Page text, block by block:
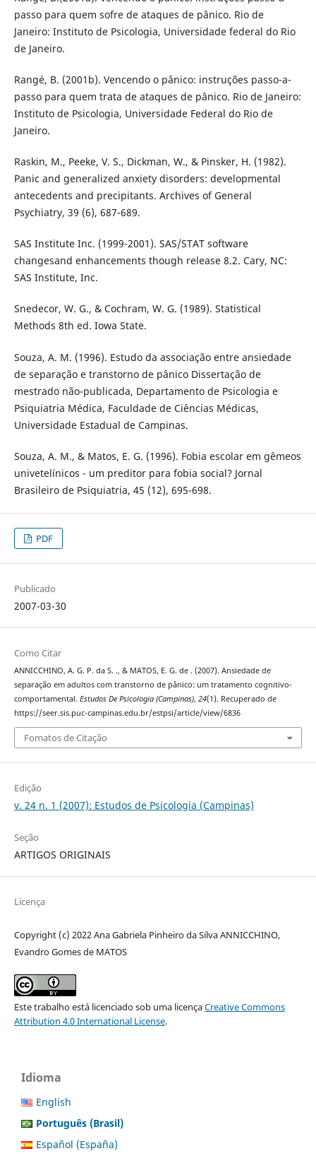
passo para quem sofre de ataques de pânico. Rio de
Janeiro: Instituto de Psicologia, Universidade federal do Rio
de Janeiro.
Rangé, B. (2001b). Vencendo o pânico: instruções passo-a-
passo para quem trata de ataques de pânico. Rio de Janeiro:
Instituto de Psicologia, Universidade Federal do Rio de
Janeiro.
Raskin, M., Peeke, V. S., Dickman, W., & Pinsker, H. (1982).
Panic and generalized anxiety disorders: developmental
antecedents and precipitants. Archives of General
Psychiatry, 39 (6), 687-689.
SAS Institute Inc. (1999-2001). SAS/STAT software
changesand enhancements though release 8.2. Cary, NC:
SAS Institute, Inc.
Snedecor, W. G., & Cochram, W. G. (1989). Statistical
Methods 8th ed. Iowa State.
Souza, A. M. (1996). Estudo da associação entre ansiedade
de separação e transtorno de pânico Dissertação de
mestrado não-publicada, Departamento de Psicologia e
Psiquiatria Médica, Faculdade de Ciências Médicas,
Universidade Estadual de Campinas.
Souza, A. M., & Matos, E. G. (1996). Fobia escolar em gêmeos
univetelínicos - um preditor para fobia social? Jornal
Brasileiro de Psiquiatria, 45 (12), 695-698.
PDF
Publicado
2007-03-30
Como Citar
ANNICCHINO, A. G. P. da S. ., & MATOS, E. G. de . (2007). Ansiedade de
separação em adultos com transtorno de pânico: um tratamento cognitivo-
comportamental. Estudos De Psicologia (Campinas), 24(1). Recuperado de
https://seer.sis.puc-campinas.edu.br/estpsi/article/view/6836
Fomatos de Citação
Edição
v. 24 n. 1 (2007): Estudos de Psicologia (Campinas)
Seção
ARTIGOS ORIGINAIS
Licença
Copyright (c) 2022 Ana Gabriela Pinheiro da Silva ANNICCHINO,
Evandro Gomes de MATOS
Este trabalho está licenciado sob uma licençaCreative Commons
Attribution 4.0 International License.
Idioma
English
Português (Brasil)
Español (España)